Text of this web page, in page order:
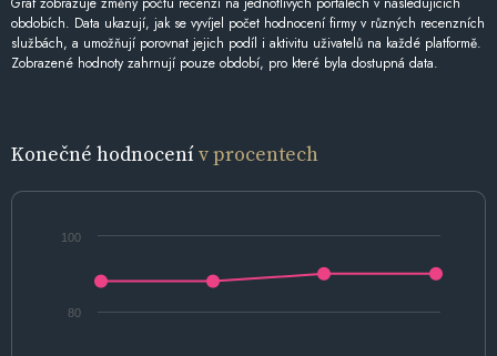
obdobích. Data ukazují, jak se vyvíjel počet hodnocení firmy v různých recenzních
službách, a umožňují porovnat jejich podíl i aktivitu uživatelů na každé platformě.
Zobrazené hodnoty zahrnují pouze období, pro které byla dostupná data.
Konečné hodnocenív procentech
80
100